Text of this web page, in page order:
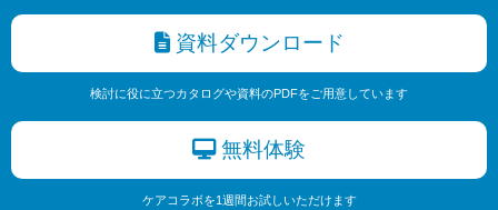
資料ダウンロード
検討に役に立つカタログや資料のPDFをご用意しています
無料体験
ケアコラボを1週間お試しいただけます